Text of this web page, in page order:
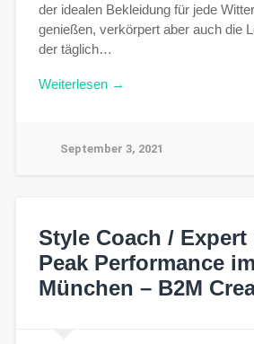
der idealen Bekleidung für jede
genießen, verkörpert aber auch die
der täglich…
Weiterlesen →
September 3, 2021
Style Coach / Expert
Peak Performance
München – B2M